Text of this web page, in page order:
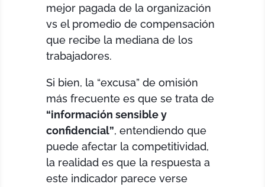
mejor pagada de la organización
vs el promedio de compensación
que recibe la mediana de los
trabajadores.
Si bien, la “excusa” de omisión
más frecuente es que se trata de
“información sensible y
confidencial”, entendiendo que
puede afectar la competitividad,
la realidad es que la respuesta a
este indicador parece verse